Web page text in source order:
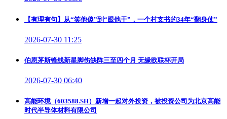
【有理有句】从“笑他傻”到“跟他干”，一个村支书的34年“翻身仗”
2026-07-30 11:25
伯恩茅斯锋线新星脚伤缺阵三至四个月 无缘欧联杯开局
2026-07-30 06:40
高能环境（603588.SH）新增一起对外投资，被投资公司为北京高能
时代半导体材料有限公司